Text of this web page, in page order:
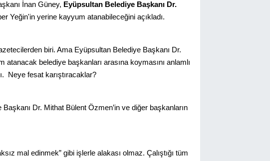
İnan Güney, Eyüpsultan Belediye Başkanı Dr.
Yeğin'in yerine kayyum atanabileceğini açıkladı.
biri. Ama Eyüpsultan Belediye Başkanı Dr.
belediye başkanları arasına koymasını anlamlı
Neye fesat karıştıracaklar?
Başkanı Dr. Mithat Bülent Özmen’in ve diğer başkanların
mal edinmek” gibi işlerle alakası olmaz. Çalıştığı tüm